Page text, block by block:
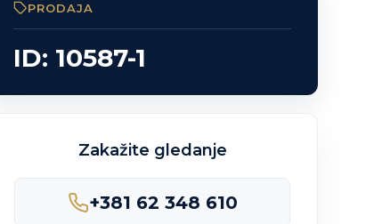
PRODAJA
ID: 10587-1
Zakažite gledanje
+381 62 348 610